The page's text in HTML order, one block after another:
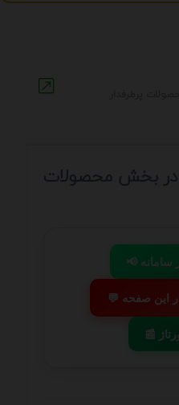
در بخش محصولات
سامانه
این صفحه